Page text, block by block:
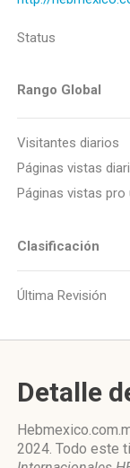
Status
Rango Global
Visitantes diarios
Páginas vistas
Páginas vistas pro
Clasificación
Última Revisión
Detalle
2024. Todo este